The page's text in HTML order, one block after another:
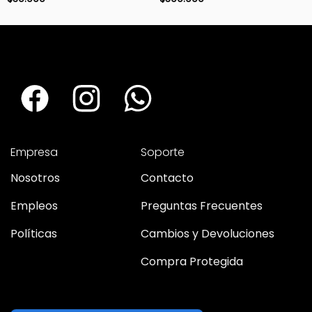
Empresa
Nosotros
Empleos
Políticas
Soporte
Contacto
Preguntas Frecuentes
Cambios y Devoluciones
Compra Protegida